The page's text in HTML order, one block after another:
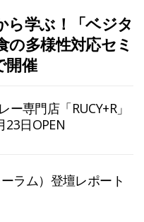
ら学ぶ！「ベジタ
の多様性対応セミ
開催
専門店「RUCY+R」
23日OPEN
ラム）登壇レポート